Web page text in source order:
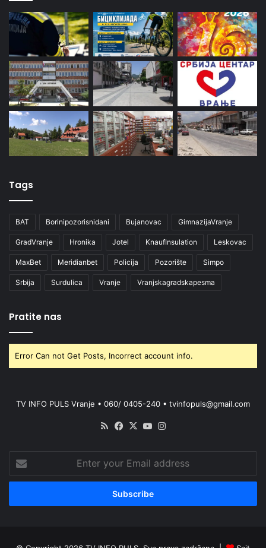
Tags
BAT Borinipozorisnidani Bujanovac GimnazijaVranje
GradVranje Hronika Jotel KnaufInsulation Leskovac
MaxBet Meridianbet Policija Pozorište Simpo
Srbija Surdulica Vranje Vranjskagradskapesma
Pratite nas
Error Can not Get Posts, Incorrect account info.
TV INFO PULS Vranje • 060/ 0405-240 • tvinfopuls@gmail.com
RSS Facebook
X YouTube
your
Email